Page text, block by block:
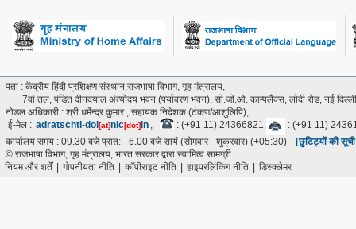
पता : केंद्रीय हिंदी प्रशिक्षण संस्थान,राजभाषा विभाग, गृह मंत्रालय,
7वां तल, पंडित दीनदयाल अंत्‍योदय भवन (पर्यावरण भवन), सी.जी.ओ. काम्पलैक्स, लोदी रोड, नई
नोडल अधिकारी : श्री धर्मेन्द्र कुमार , सहायक निदेशक (टंकण/आशुलिपि),
ई-मेल : adratschti-dol [at]nic[dot]in , : (+91 11) 24366821
: (+91 11)
कार्यालय समय : 09.30 बजे प्रात: - 6.00 बजे सायं (सोमवार - शुक्रवार) (+05:30)
[छुटिट्यों की
© राजभाषा विभाग, गृह मंत्रालय, भारत सरकार द्वारा स्वामित्व सामग्री.
नियम और शर्तें
गोपनीयता नीति कॉपीराइट नीति हाइपरलिंकिंग नीति डिस्क्लेमर